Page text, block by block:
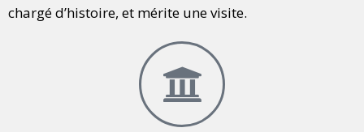
chargé d’histoire, et mérite une visite.